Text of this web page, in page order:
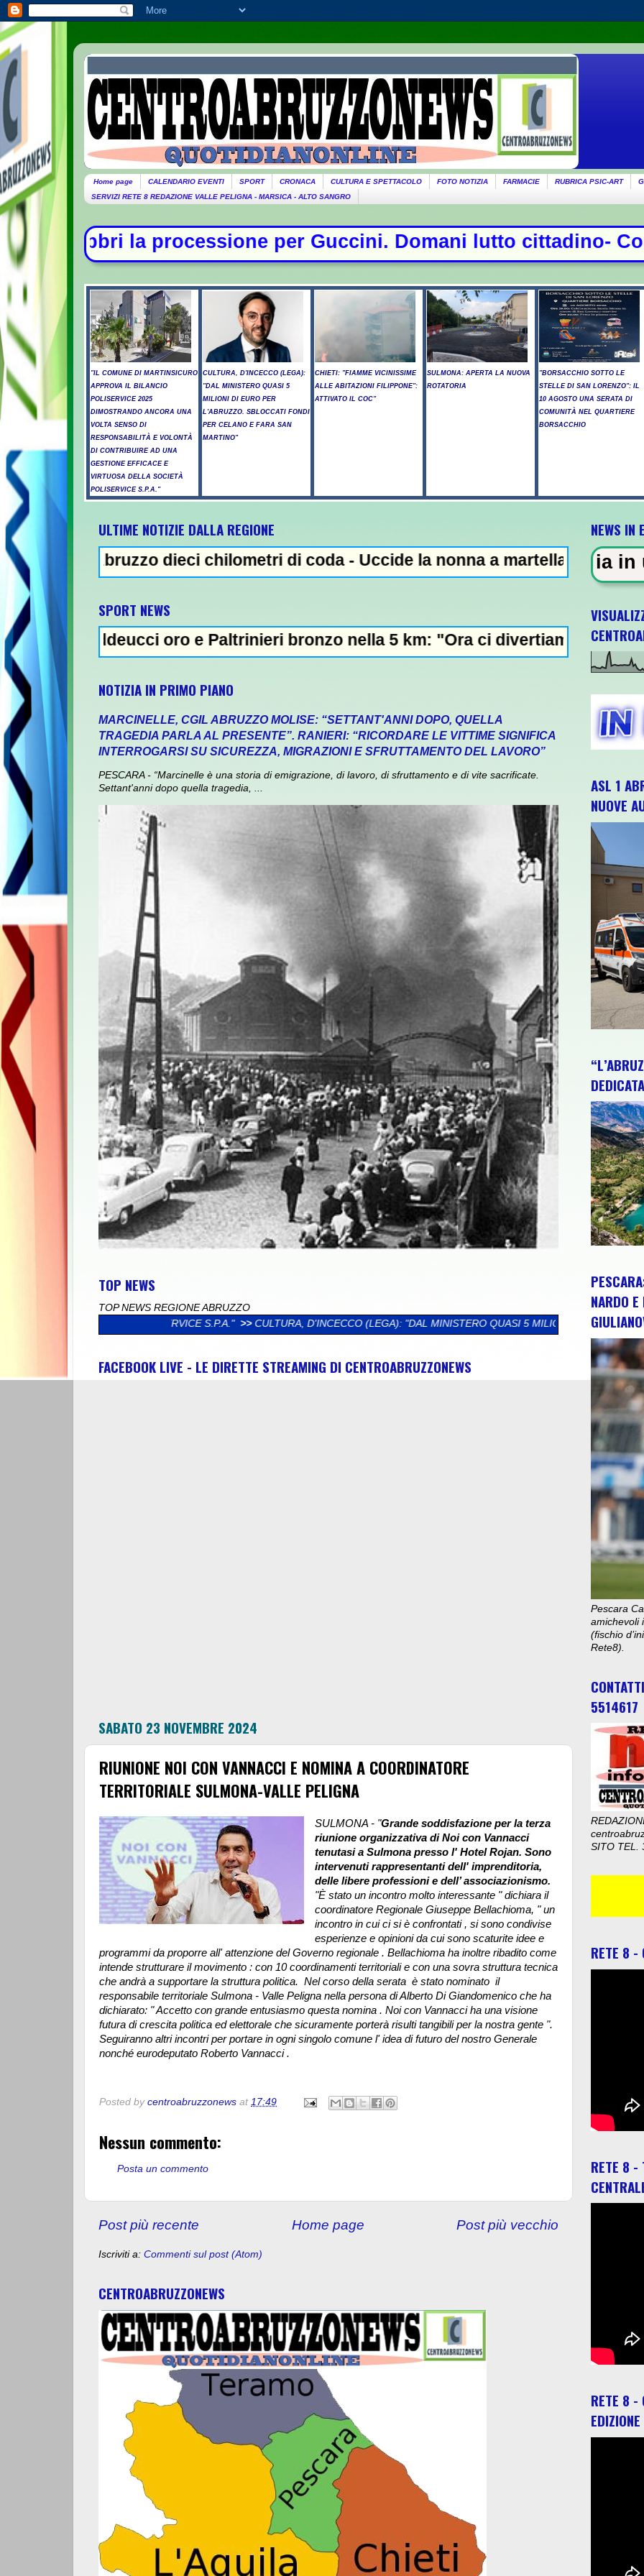
Home page CALENDARIO EVENTI SPORT CRONACA CULTURA E SPETTACOLO FOTO NOTIZIA FARMACIE RUBRICA PSIC-ART
SERVIZI RETE 8 REDAZIONE VALLE PELIGNA - MARSICA - ALTO SANGRO
per Guccini. Domani lutto cittadino- Conte sfida la
"IL COMUNE DI MARTINSICURO
APPROVA IL BILANCIO
POLISERVICE 2025
DIMOSTRANDO ANCORA UNA
VOLTA SENSO DI
RESPONSABILITÀ E VOLONTÀ
DI CONTRIBUIRE AD UNA
GESTIONE EFFICACE E
VIRTUOSA DELLA SOCIETÀ
POLISERVICE S.P.A."
CULTURA, D'INCECCO (LEGA):
"DAL MINISTERO QUASI 5
MILIONI DI EURO PER
L'ABRUZZO. SBLOCCATI FONDI
PER CELANO E FARA SAN
MARTINO"
CHIETI: "FIAMME VICINISSIME
ALLE ABITAZIONI FILIPPONE":
ATTIVATO IL COC"
SULMONA: APERTA LA NUOVA
ROTATORIA
"BORSACCHIO SOTTO LE
STELLE DI SAN LORENZO": IL
10 AGOSTO UNA SERATA DI
COMUNITÀ NEL QUARTIERE
BORSACCHIO
ULTIME NOTIZIE DALLA REGIONE
dieci chilometri di coda - Uccide la nonna a martellate, arrestato il nipote
SPORT NEWS
oro e Paltrinieri bronzo nella 5 km: "Ora ci divertiamo in staffetta"-
NOTIZIA IN PRIMO PIANO
MARCINELLE, CGIL ABRUZZO MOLISE: “SETTANT'ANNI DOPO, QUELLA
TRAGEDIA PARLA AL PRESENTE”. RANIERI: “RICORDARE LE VITTIME SIGNIFICA
INTERROGARSI SU SICUREZZA, MIGRAZIONI E SFRUTTAMENTO DEL LAVORO”
PESCARA - “Marcinelle è una storia di emigrazione, di lavoro, di sfruttamento e di vite sacrificate.
Settant'anni dopo quella tragedia, ...
TOP NEWS
TOP NEWS REGIONE ABRUZZO
CULTURA, D'INCECCO (LEGA): "DAL MINISTERO QUASI 5 MILIONI DI EURO PER L'ABRUZZO. SBLOCCATI
FACEBOOK LIVE - LE DIRETTE STREAMING DI CENTROABRUZZONEWS
SABATO 23 NOVEMBRE 2024
RIUNIONE NOI CON VANNACCI E NOMINA A COORDINATORE
TERRITORIALE SULMONA-VALLE PELIGNA
SULMONA - "Grande soddisfazione per la terza
riunione organizzativa di Noi con Vannacci
tenutasi a Sulmona presso l' Hotel Rojan. Sono
intervenuti rappresentanti dell' imprenditoria,
delle libere professioni e dell’ associazionismo.
"È stato un incontro molto interessante " dichiara il
coordinatore Regionale Giuseppe Bellachioma, " un
incontro in cui ci si è confrontati , si sono condivise
esperienze e opinioni da cui sono scaturite idee e
programmi da proporre all' attenzione del Governo regionale . Bellachioma ha inoltre ribadito come
intende strutturare il movimento : con 10 coordinamenti territoriali e con una sovra struttura tecnica
che andrà a supportare la struttura politica. Nel corso della serata è stato nominato il
responsabile territoriale Sulmona - Valle Peligna nella persona di Alberto Di Giandomenico che ha
dichiarato: " Accetto con grande entusiasmo questa nomina . Noi con Vannacci ha una visione
futura di crescita politica ed elettorale che sicuramente porterà risulti tangibili per la nostra gente ".
Seguiranno altri incontri per portare in ogni singolo comune l' idea di futuro del nostro Generale
nonché eurodeputato Roberto Vannacci .
Posted by centroabruzzonews at 17:49
Nessun commento:
Posta un commento
Post più recente Post più vecchio
Home page
Iscriviti a: Commenti sul post (Atom)
CENTROABRUZZONEWS
NEWS IN
NEWS IN EVIDENZA - Sparatoria in una scuola
ASL 1
NUOVE
NARDO
Pescara
amichevoli
(fischio
Rete8).
5514617
SITO TEL.
RETE 8 -
RETE 8 -
RETE 8 -